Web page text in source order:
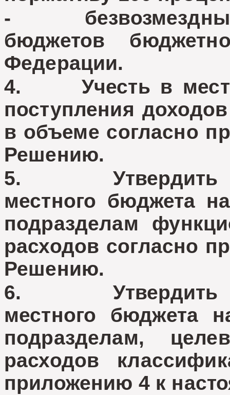
- безвозмездных
бюджетов
Федерации.
4. Учесть в
поступления
в объеме согласно
Решению.
5. Утвердить
местного бюджета
подразделам
расходов согласно
Решению.
6. Утвердить
местного бюджета
подразделам,
расходов
приложению 4 к